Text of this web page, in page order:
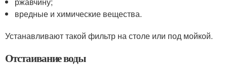
вредные и химические вещества.
Устанавливают такой фильтр на столе или под мойкой.
Отстаивание воды